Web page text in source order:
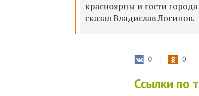
красноярцы и гости
сказал Владислав Логинов.
0 0
Ссылки по